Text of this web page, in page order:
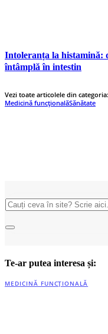
Intoleranța la histamină:
întâmplă în intestin
Vezi toate articolele din categoria:
Medicină funcționalăSănătate
Te-ar putea interesa și:
MEDICINĂ FUNCȚIONALĂ